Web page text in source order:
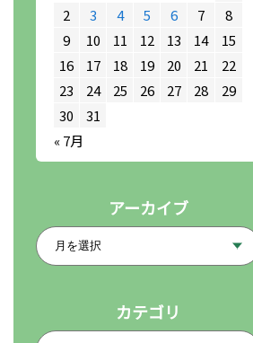
2
3 4 5 6 7
8
9
10 11 12 13 14
15
16
17 18 19 20 21
22
23
24 25 26 27 28
29
30
31
« 7月
アーカイブ
カテゴリ